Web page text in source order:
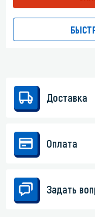
Доставка
Оплата
Задать